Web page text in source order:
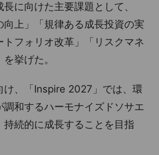
に向けた主要課題として、
向上」「規律ある成長投資の実
フォリオ改革」「リスクマネ
挙げた。
け、「Inspire 2027」では、環
和するハーモナイズドソサエ
続的に成長することを目指